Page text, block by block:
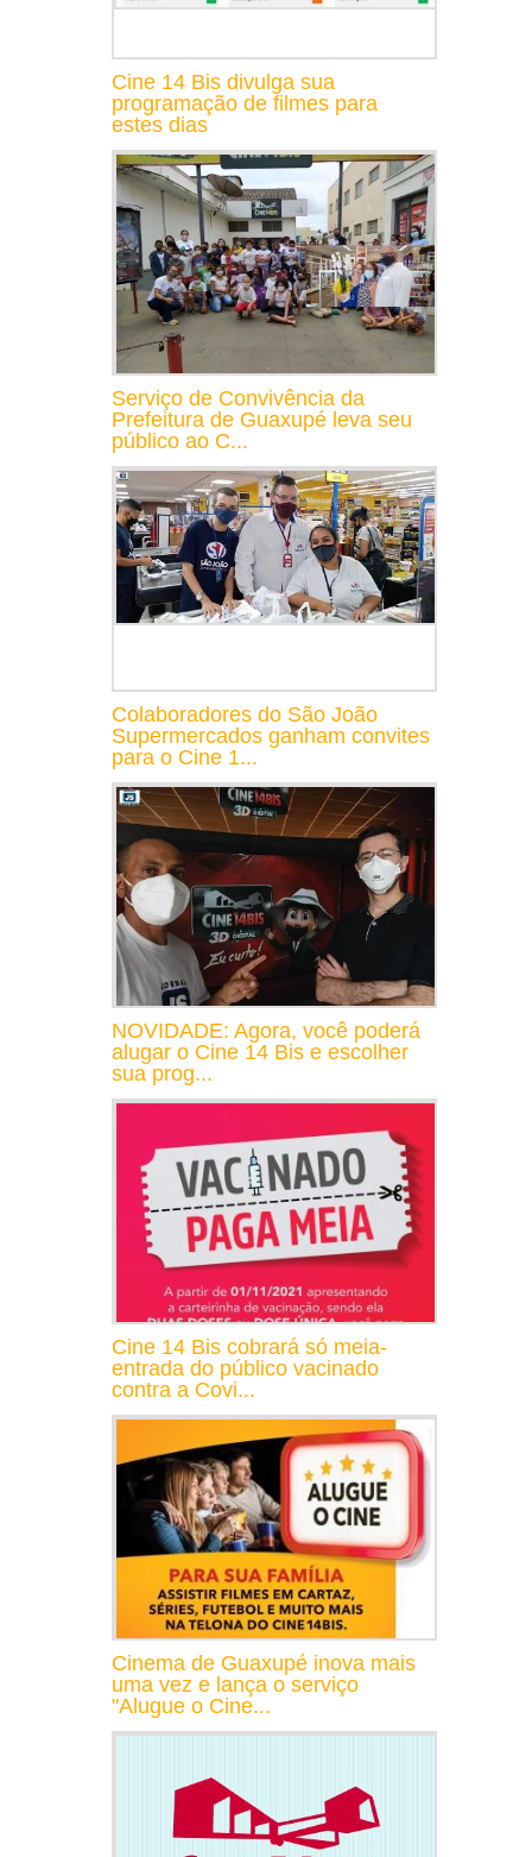
Cine 14 Bis divulga sua
programação de filmes para
estes dias
Serviço de Convivência da
Prefeitura de Guaxupé leva seu
público ao C...
Colaboradores do São João
Supermercados ganham convites
para o Cine 1...
NOVIDADE: Agora, você poderá
alugar o Cine 14 Bis e escolher
sua prog...
Cine 14 Bis cobrará só meia-
entrada do público vacinado
contra a Covi...
Cinema de Guaxupé inova mais
uma vez e lança o serviço
"Alugue o Cine...